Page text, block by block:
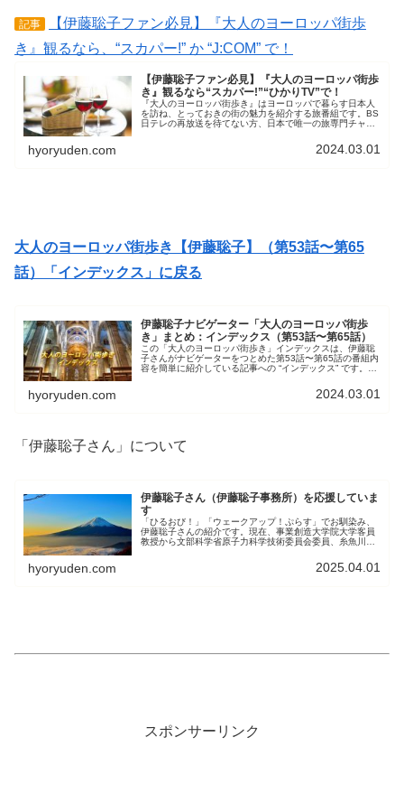
記事
【伊藤聡子ファン必見】『大人のヨーロッパ街歩
き』観るなら、“スカパー!” か “J:COM” で！
【伊藤聡子ファン必見】『大人のヨーロッパ街歩
き』観るなら“スカパー!”“ひかりTV”で！
『大人のヨーロッパ街歩き』はヨーロッパで暮らす日本人
を訪ね、とっておきの街の魅力を紹介する旅番組です。BS
日テレの再放送を待てない方、日本で唯一の旅専門チャン
hyoryuden.com 2024.03.01
大人のヨーロッパ街歩き【伊藤聡子】（第53話〜第65
話）「インデックス」に戻る
伊藤聡子ナビゲーター「大人のヨーロッパ街歩
き」まとめ：インデックス（第53話〜第65話）
この「大人のヨーロッパ街歩き」インデックスは、伊藤聡
子さんがナビゲーターをつとめた第53話〜第65話の番組内
容を簡単に紹介している記事への “インデックス” です。
人ならではの、とっておきの街の魅力を紹介する旅番組で
hyoryuden.com 2024.03.01
「伊藤聡子さん」について
伊藤聡子さん（伊藤聡子事務所）を応援していま
す
「ひるおび！」「ウェークアップ！ぷらす」でお馴染み、
伊藤聡子さんの紹介です。現在、事業創造大学院大学客員
教授から文部科学省原子力科学技術委員会委員、糸魚川ジ
hyoryuden.com 2025.04.01
スポンサーリンク